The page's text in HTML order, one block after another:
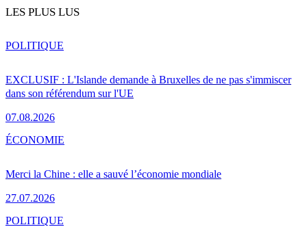
LES PLUS LUS
EXCLUSIF : L'Islande demande à Bruxelles de ne pas s'immiscer
dans son référendum sur l'UE
07.08.2026
POLITIQUE
Merci la Chine : elle a sauvé l’économie mondiale
27.07.2026
ÉCONOMIE
POLITIQUE